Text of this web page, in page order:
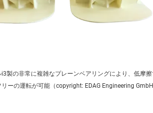
i3製の非常に複雑なプレーンベアリングにより、低摩
リーの運転が可能（copyright: EDAG Engineering